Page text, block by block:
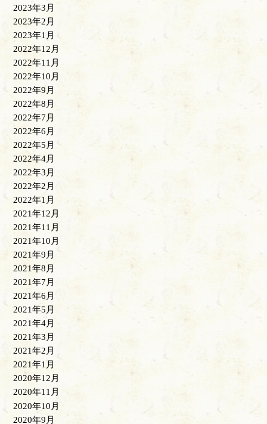
2023年3月
2023年2月
2023年1月
2022年12月
2022年11月
2022年10月
2022年9月
2022年8月
2022年7月
2022年6月
2022年5月
2022年4月
2022年3月
2022年2月
2022年1月
2021年12月
2021年11月
2021年10月
2021年9月
2021年8月
2021年7月
2021年6月
2021年5月
2021年4月
2021年3月
2021年2月
2021年1月
2020年12月
2020年11月
2020年10月
2020年9月